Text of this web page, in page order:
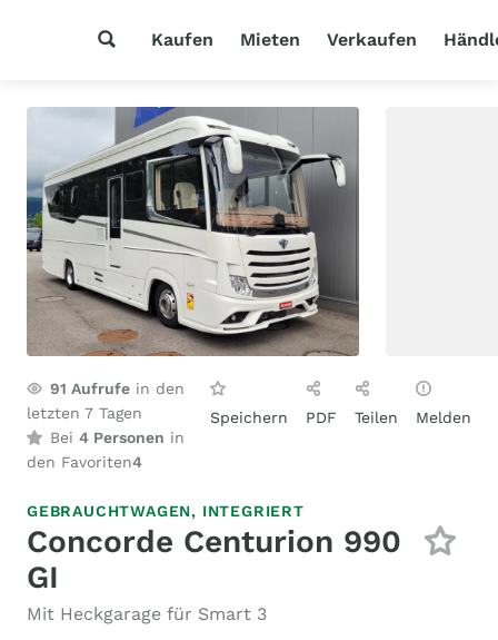
Kaufen Mieten Verkaufen
91 Aufrufe in den
letzten 7 Tagen
Bei 4 Personen in
den Favoriten4
Speichern PDF Teilen Melden
GEBRAUCHTWAGEN, INTEGRIERT
Concorde Centurion 990
GI
Mit Heckgarage für Smart 3